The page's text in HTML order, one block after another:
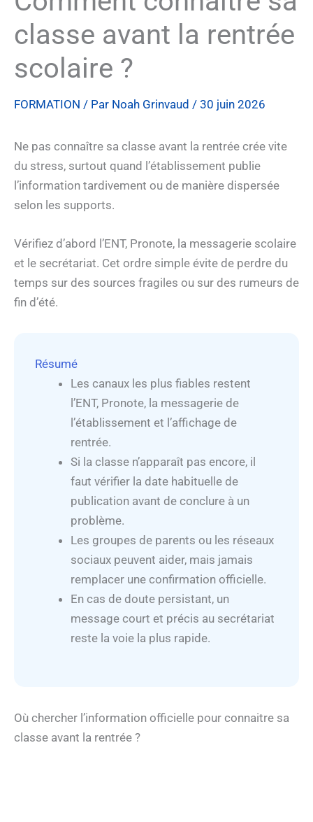
classe avant la rentrée
scolaire ?
FORMATION / Par Noah Grinvaud / 30 juin 2026
Ne pas connaître sa classe avant la rentrée crée vite
du stress, surtout quand l’établissement publie
l’information tardivement ou de manière dispersée
selon les supports.
Vérifiez d’abord l’ENT, Pronote, la messagerie scolaire
et le secrétariat. Cet ordre simple évite de perdre du
temps sur des sources fragiles ou sur des rumeurs de
fin d’été.
Résumé
Les canaux les plus fiables restent
l’ENT, Pronote, la messagerie de
l’établissement et l’affichage de
rentrée.
Si la classe n’apparaît pas encore, il
faut vérifier la date habituelle de
publication avant de conclure à un
problème.
Les groupes de parents ou les réseaux
sociaux peuvent aider, mais jamais
remplacer une confirmation officielle.
En cas de doute persistant, un
message court et précis au secrétariat
reste la voie la plus rapide.
Où chercher l’information officielle pour connaitre sa
classe avant la rentrée ?